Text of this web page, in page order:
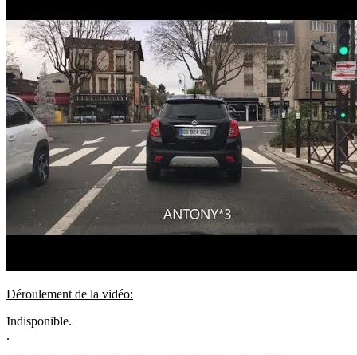
Déroulement de la vidéo:
Indisponible.
.